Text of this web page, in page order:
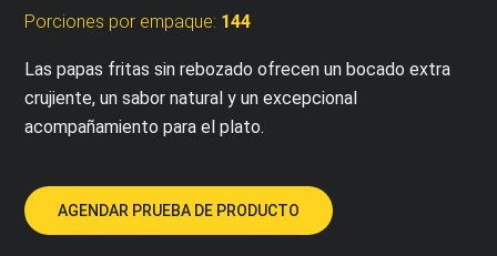
Porciones por empaque: 144
Las papas fritas sin rebozado ofrecen un bocado extra
crujiente, un sabor natural y un excepcional
acompañamiento para el plato.
AGENDAR PRUEBA DE PRODUCTO